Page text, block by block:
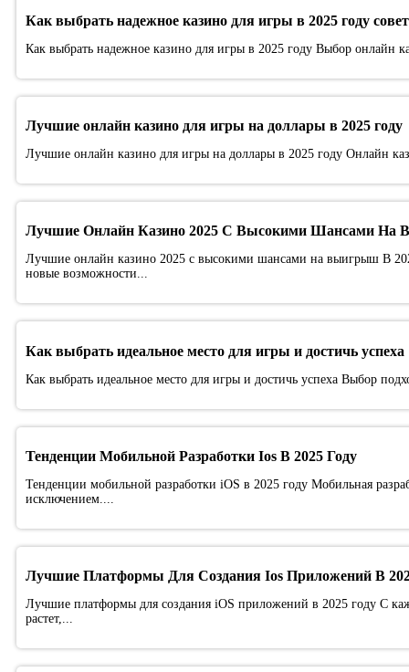
Как выбрать надежное казино для игры в 2025 году
Как выбрать надежное казино для игры в 2025 году Выбор онлайн
Лучшие онлайн казино для игры на доллары в 2025 году
Лучшие онлайн казино для игры на доллары в 2025 году Онлайн
Лучшие Онлайн Казино 2025 С Высокими Шансами На
Лучшие онлайн казино 2025 с высокими шансами на выигрыш В
новые возможности...
Как выбрать идеальное место для игры и достичь успеха
Как выбрать идеальное место для игры и достичь успеха Выбор
Тенденции Мобильной Разработки Ios В 2025 Году
Тенденции мобильной разработки iOS в 2025 году Мобильная
исключением....
Лучшие Платформы Для Создания Ios Приложений В
Лучшие платформы для создания iOS приложений в 2025 году С
растет,...